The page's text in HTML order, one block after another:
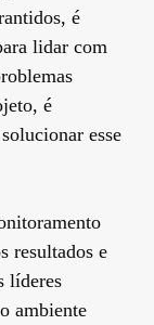
é
lidar com
é
esse
resultados e
líderes
ambiente